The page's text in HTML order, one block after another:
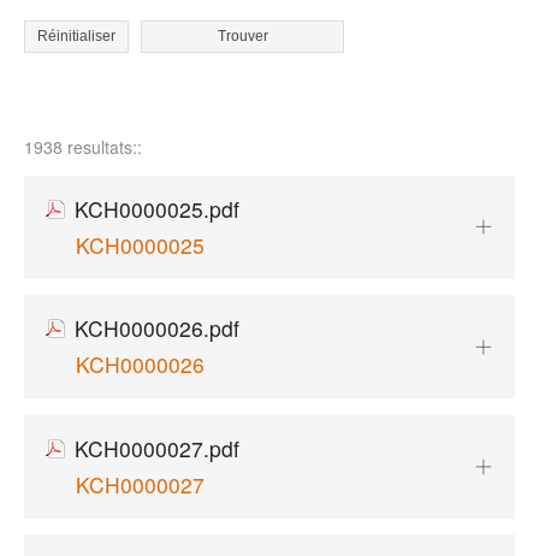
Réinitialiser
1938 resultats::
KCH0000025.pdf
KCH0000025
KCH0000026.pdf
KCH0000026
KCH0000027.pdf
KCH0000027